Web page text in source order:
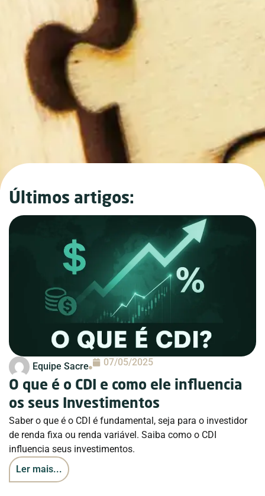
Últimos artigos:
Equipe Sacre 07/05/2025
O que é o CDI e como ele influencia
os seus Investimentos
Saber o que é o CDI é fundamental, seja para o investidor
de renda fixa ou renda variável. Saiba como o CDI
influencia seus investimentos.
Ler mais...